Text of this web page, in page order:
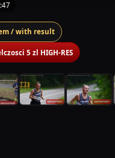
/ with result
5 zl HIGH-RES